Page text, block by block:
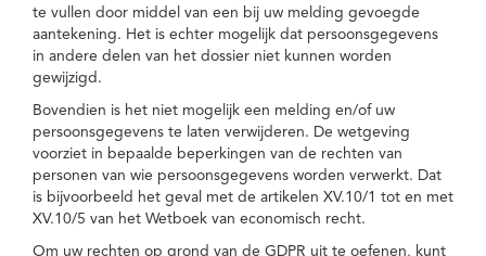
te vullen door middel van een bij uw melding gevoegde
aantekening. Het is echter mogelijk dat persoonsgegevens
in andere delen van het dossier niet kunnen worden
gewijzigd.
Bovendien is het niet mogelijk een melding en/of uw
persoonsgegevens te laten verwijderen. De wetgeving
voorziet in bepaalde beperkingen van de rechten van
personen van wie persoonsgegevens worden verwerkt. Dat
is bijvoorbeeld het geval met de artikelen XV.10/1 tot en met
XV.10/5 van het Wetboek van economisch recht.
Om uw rechten op grond van de GDPR uit te oefenen, kunt